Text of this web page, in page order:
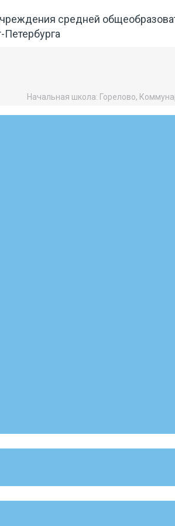
средней
Петербурга
Начальная школа: Горелово,